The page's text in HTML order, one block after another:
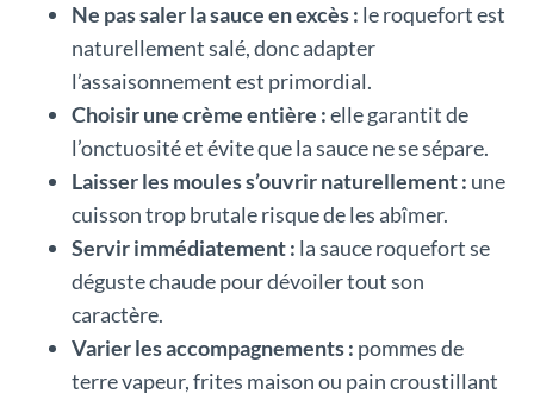
Ne pas saler la sauce en excès : le roquefort est
naturellement salé, donc adapter
l’assaisonnement est primordial.
Choisir une crème entière :elle garantit de
l’onctuosité et évite que la sauce ne se sépare.
Laisser les moules s’ouvrir naturellement : une
cuisson trop brutale risque de les abîmer.
Servir immédiatement : la sauce roquefort se
déguste chaude pour dévoiler tout son
caractère.
Varier les accompagnements : pommes de
terre vapeur, frites maison ou pain croustillant